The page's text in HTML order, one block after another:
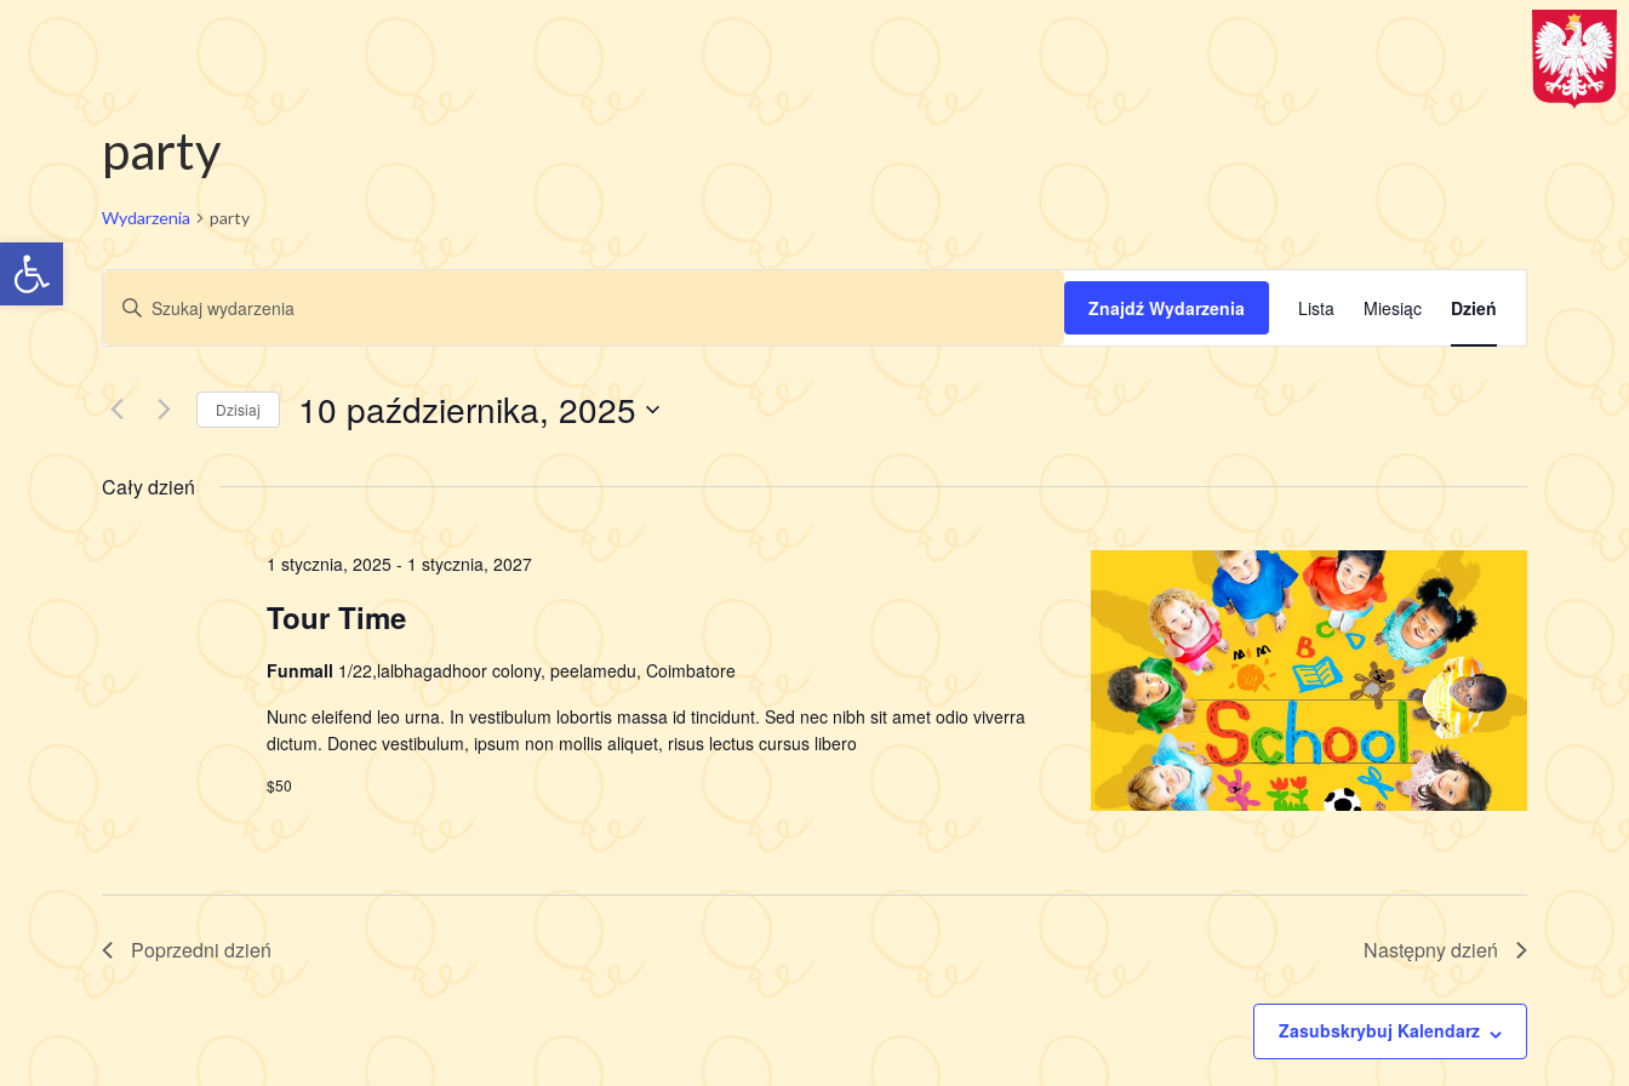
Otwórz pasek narzędzi
party
Wydarzenia party
Wydarzenia
Nawigacja
po
widokach
Wpisz
słowo
kluczowe.
wg
Wydarzenia.
Znajdź Wydarzenia
Widoki
nawigacja
Lista Miesiąc Dzień
Dzisiaj 10 października, 2025
Cały dzień
1 stycznia, 2025- 1 stycznia, 2027
Tour Time
Funmall 1/22,lalbhagadhoor colony, peelamedu, Coimbatore
Nunc eleifend leo urna. In vestibulum lobortis massa id tincidunt. Sed nec nibh sit amet odio viverra
dictum. Donec vestibulum, ipsum non mollis aliquet, risus lectus cursus libero
$50
Poprzedni dzień Następny dzień
Zasubskrybuj Kalendarz